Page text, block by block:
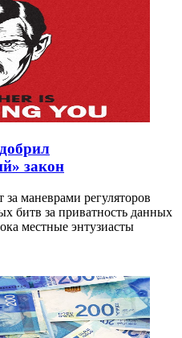
закон
маневрами регуляторов
битв за приватность данных
местные энтузиасты